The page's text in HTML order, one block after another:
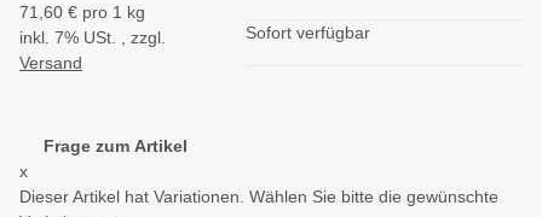
71,60 € pro 1 kg
inkl. 7% USt. , zzgl.
Versand
Sofort verfügbar
Frage zum Artikel
x
Dieser Artikel hat Variationen. Wählen Sie bitte die gewünschte